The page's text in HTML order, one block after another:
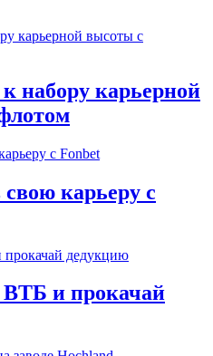
набору карьерной
карьеру с
и прокачай